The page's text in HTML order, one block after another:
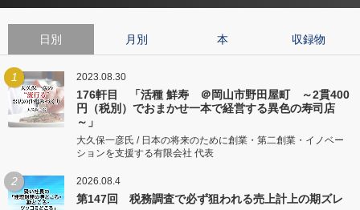
日別 月別 本 収録物
1 2023.08.30
176軒目 「活種 鮮寿 ＠岡山市野田屋町 ～2貫400
円（税別）でおまかせ一本で経営する異色の寿司店
～」
大久保一彦氏 / 日本の将来のために創業・第二創業・イノベー
ションを支援する有限会社 代表
2 2026.08.4
第147回 税務調査で必ず狙われる売上計上の期ズレ